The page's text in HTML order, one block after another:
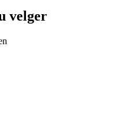
velger